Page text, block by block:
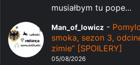
musiałbym tu pope...
Man_of_lowicz -
smoka, sezon 3,
zimie” [SPOILERY]
05/08/2026